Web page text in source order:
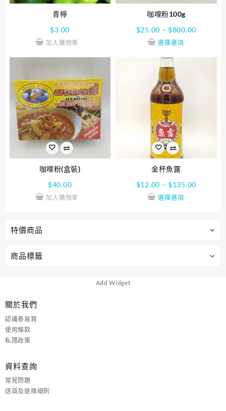
特價商品
商品標籤
青檸
$3.00
加入購物車
咖哩粉100g
$25.00 – $800.00
選擇選項
咖哩粉(盒裝)
$40.00
加入購物車
金杯魚露
$12.00 – $135.00
選擇選項
Add Widget
關於我們
認識泰易買
使用條款
私隱政策
資料查詢
常見問題
送貨及退換細則